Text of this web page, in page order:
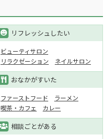
リフレッシュしたい
ビューティサロン
リラクゼーション
ネイルサロン
おなかがすいた
ファーストフード
ラーメン
喫茶・カフェ
カレー
相談ごとがある